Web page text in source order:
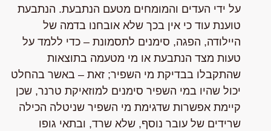
על ידי העדים והמומחים מטעם הנתבעת. הנתבעת
טוענת עוד כי אין בכך שלא אובחנו בדמה של
היילודה, הפגה, סימנים לתסמונת – כדי ללמד על
טעות מצד הנתבעת או מי מטעמה בתוצאות
שהתקבלו בבדיקת מי השפיר; זאת – באשר בהחלט
יכול שהיו במי השפיר סימנים למוזאיקת טרנר, שכן
קיימת אפשרות שדגימת מי השפיר שניטלה הכילה
שרידים של עובר נוסף, שלא שרד, ובתאי גופו